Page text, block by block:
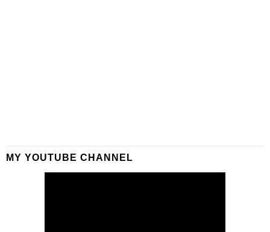
MY YOUTUBE CHANNEL